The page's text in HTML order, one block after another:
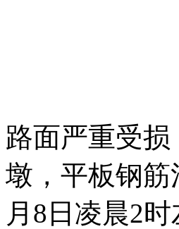
路面严重受
墩，平板钢
月8日凌晨2